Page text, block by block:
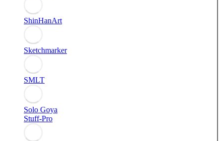
ShinHanArt
Sketchmarker
SMLT
Solo Goya
Stuff-Pro